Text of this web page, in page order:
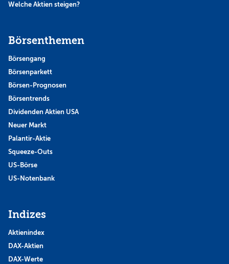
Welche Aktien steigen?
Börsenthemen
Börsengang
Börsenparkett
Börsen-Prognosen
Börsentrends
Dividenden Aktien USA
Neuer Markt
Palantir-Aktie
Squeeze-Outs
US-Börse
US-Notenbank
Indizes
Aktienindex
DAX-Aktien
DAX-Werte